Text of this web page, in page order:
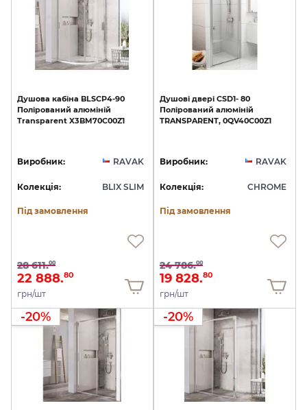
Душова кабіна BLSCP4-90
Полірований алюміній
Transparent X3BM70C00Z1
Виробник: RAVAK
Колекція: BLIX SLIM
Під замовлення
28 611.00
22 888.80
грн/шт
Душові двері CSD1- 80
Полірований алюміній
TRANSPARENT, 0QV40C00Z1
Виробник: RAVAK
Колекція: CHROME
Під замовлення
24 786.00
19 828.80
грн/шт
-20% -20%